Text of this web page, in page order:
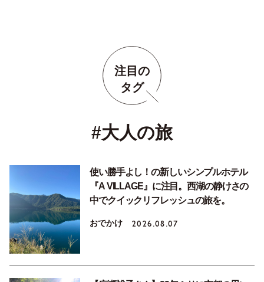
注目の
タグ
#大人の旅
使い勝手よし！の新しいシンプルホテル
『A VILLAGE』に注目。西湖の静けさの
中でクイックリフレッシュの旅を。
おでかけ 2026.08.07